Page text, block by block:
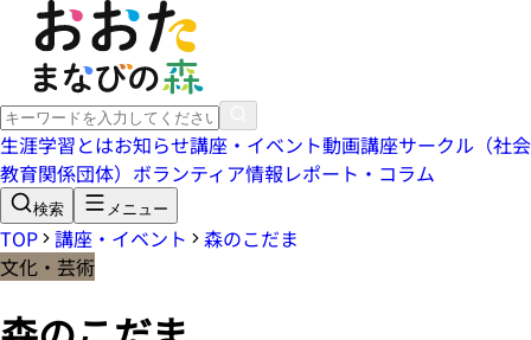
生涯学習とはお知らせ講座・イベント動画講座サークル（社会
教育関係団体） ボランティア情報レポート・コラム
検索 メニュー
TOP 講座・イベント
森のこだま
文化・芸術